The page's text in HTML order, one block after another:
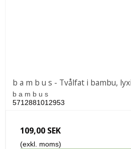
b a m b u s - Tvålfat i bambu,
b a m b u s
5712881012953
109,00 SEK
(exkl. moms)